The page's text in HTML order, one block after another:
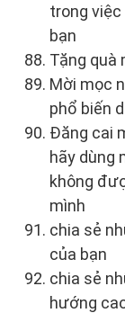
trong
bạn
Tặng quà
Mời mọc
phổ biến
Đăng cai
hãy dùng
không
mình
chia sẻ
của bạn
chia sẻ
hướng